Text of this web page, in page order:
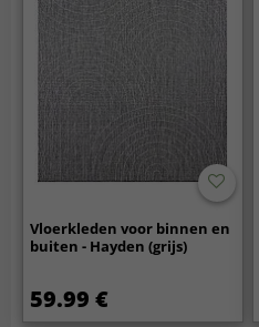
Vloerkleden voor binnen en
buiten - Hayden (grijs)
59.99 €